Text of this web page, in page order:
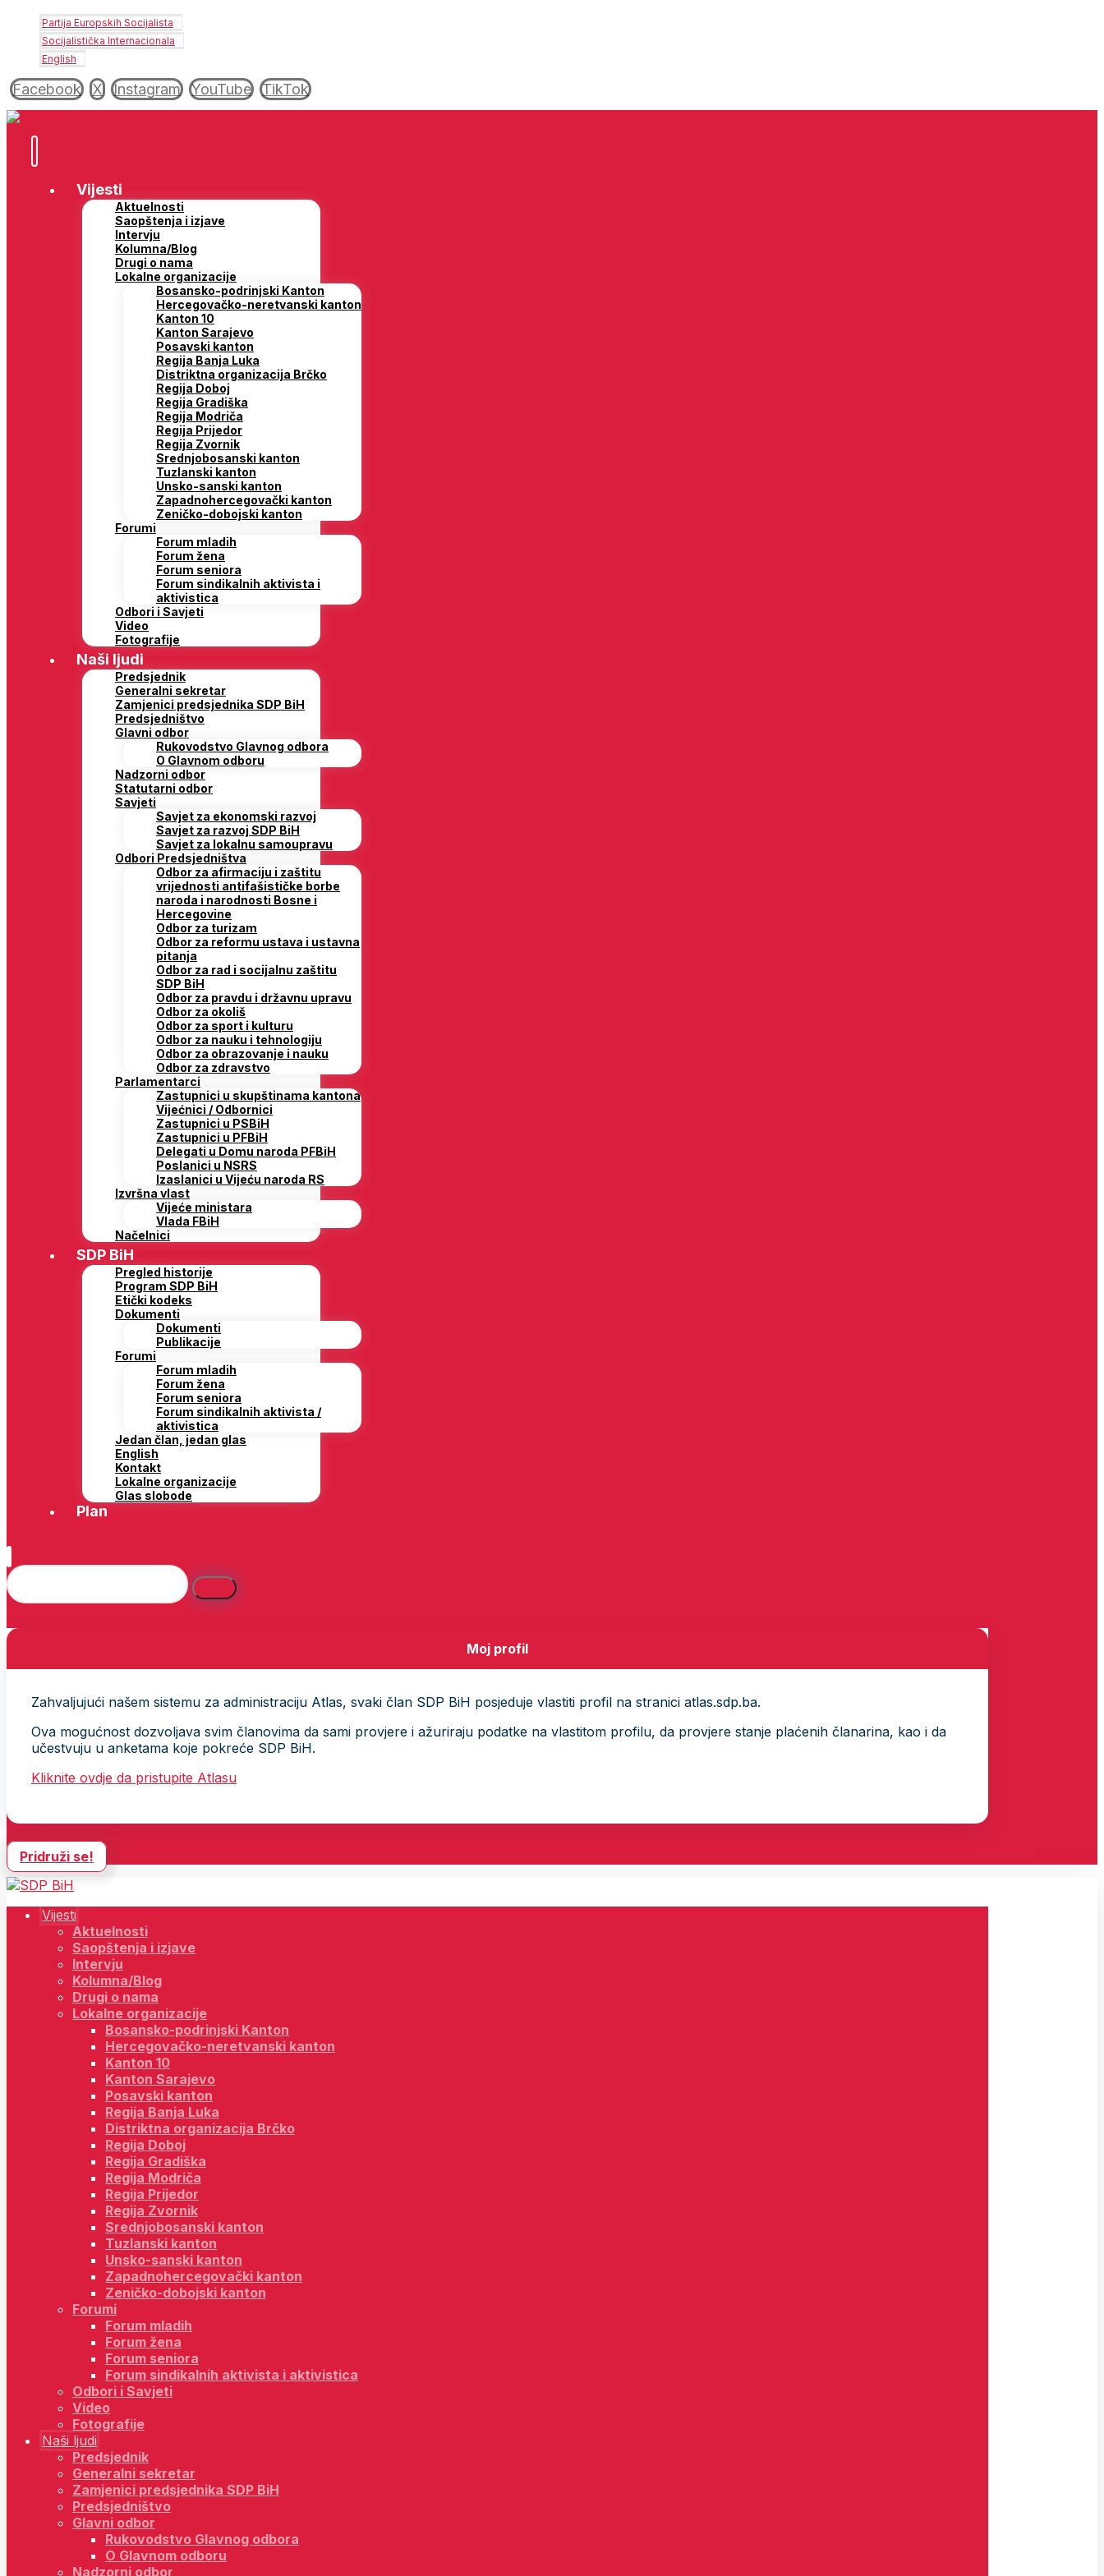
Partija Europskih Socijalista
Socijalistička Internacionala
English
Facebook X Instagram YouTube TikTok
Vijesti
Aktuelnosti
Saopštenja i izjave
Intervju
Kolumna/Blog
Drugi o nama
Lokalne organizacije
Bosansko-podrinjski Kanton
Hercegovačko-neretvanski kanton
Kanton 10
Kanton Sarajevo
Posavski kanton
Regija Banja Luka
Distriktna organizacija Brčko
Regija Doboj
Regija Gradiška
Regija Modriča
Regija Prijedor
Regija Zvornik
Srednjobosanski kanton
Tuzlanski kanton
Unsko-sanski kanton
Zapadnohercegovački kanton
Zeničko-dobojski kanton
Forumi
Forum mladih
Forum žena
Forum seniora
Forum sindikalnih aktivista i
aktivistica
Odbori i Savjeti
Video
Fotografije
Naši ljudi
Predsjednik
Generalni sekretar
Zamjenici predsjednika SDP BiH
Predsjedništvo
Glavni odbor
Rukovodstvo Glavnog odbora
O Glavnom odboru
Nadzorni odbor
Statutarni odbor
Savjeti
Savjet za ekonomski razvoj
Savjet za razvoj SDP BiH
Savjet za lokalnu samoupravu
Odbori Predsjedništva
Odbor za afirmaciju i zaštitu
vrijednosti antifašističke borbe
naroda i narodnosti Bosne i
Hercegovine
Odbor za turizam
Odbor za reformu ustava i ustavna
pitanja
Odbor za rad i socijalnu zaštitu
SDP BiH
Odbor za pravdu i državnu upravu
Odbor za okoliš
Odbor za sport i kulturu
Odbor za nauku i tehnologiju
Odbor za obrazovanje i nauku
Odbor za zdravstvo
Parlamentarci
Zastupnici u skupštinama kantona
Vijećnici / Odbornici
Zastupnici u PSBiH
Zastupnici u PFBiH
Delegati u Domu naroda PFBiH
Poslanici u NSRS
Izaslanici u Vijeću naroda RS
Izvršna vlast
Vijeće ministara
Vlada FBiH
Načelnici
SDP BiH
Pregled historije
Program SDP BiH
Etički kodeks
Dokumenti
Dokumenti
Publikacije
Forumi
Forum mladih
Forum žena
Forum seniora
Forum sindikalnih aktivista /
aktivistica
Jedan član, jedan glas
English
Kontakt
Lokalne organizacije
Glas slobode
Plan
Moj profil
Zahvaljujući našem sistemu za administraciju Atlas, svaki član SDP BiH posjeduje vlastiti profil na stranici atlas.sdp.ba.
Ova mogućnost dozvoljava svim članovima da sami provjere i ažuriraju podatke na vlastitom profilu, da provjere stanje plaćenih članarina, kao i da
učestvuju u anketama koje pokreće SDP BiH.
Kliknite ovdje da pristupite Atlasu
Pridruži se!
Vijesti
Aktuelnosti
Saopštenja i izjave
Intervju
Kolumna/Blog
Drugi o nama
Lokalne organizacije
Bosansko-podrinjski Kanton
Hercegovačko-neretvanski kanton
Kanton 10
Kanton Sarajevo
Posavski kanton
Regija Banja Luka
Distriktna organizacija Brčko
Regija Doboj
Regija Gradiška
Regija Modriča
Regija Prijedor
Regija Zvornik
Srednjobosanski kanton
Tuzlanski kanton
Unsko-sanski kanton
Zapadnohercegovački kanton
Zeničko-dobojski kanton
Forumi
Forum mladih
Forum žena
Forum seniora
Forum sindikalnih aktivista i aktivistica
Odbori i Savjeti
Video
Fotografije
Naši ljudi
Predsjednik
Generalni sekretar
Zamjenici predsjednika SDP BiH
Predsjedništvo
Glavni odbor
Rukovodstvo Glavnog odbora
O Glavnom odboru
Nadzorni odbor